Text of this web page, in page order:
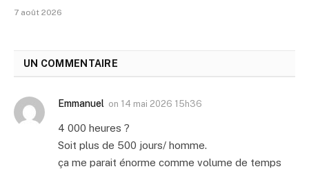
7 août 2026
UN COMMENTAIRE
Emmanuel on 14 mai 2026 15h36
4 000 heures ?
Soit plus de 500 jours/ homme.
ça me parait énorme comme volume de temps